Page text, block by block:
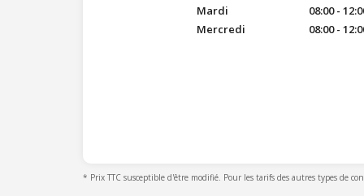
Mardi
08:00 -
Mercredi
08:00 -
* Prix TTC susceptible d'être modifié. Pour les tarifs des autres types de